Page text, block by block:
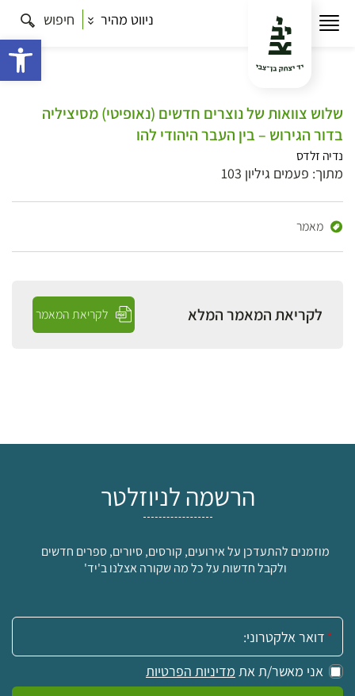
ניווט מהיר חיפוש
שלוש צוואות של נוצרים חדשים (נאופיטי) מסיציליה
בדור הגירוש – בין העבר היהודי להו
נדיה זלדס
מתוך: פעמים גיליון 103
מאמר
לקריאת המאמר המלא לקריאת המאמר
הרשמה לניוזלטר
מוזמנים להתעדכן על אירועים, קורסים, סיורים, ספרים חדשים
ולקבל חדשות על כל מה שקורה אצלנו ב'יד'
אימייל:
אני מאשר/ת את מדיניות הפרטיות